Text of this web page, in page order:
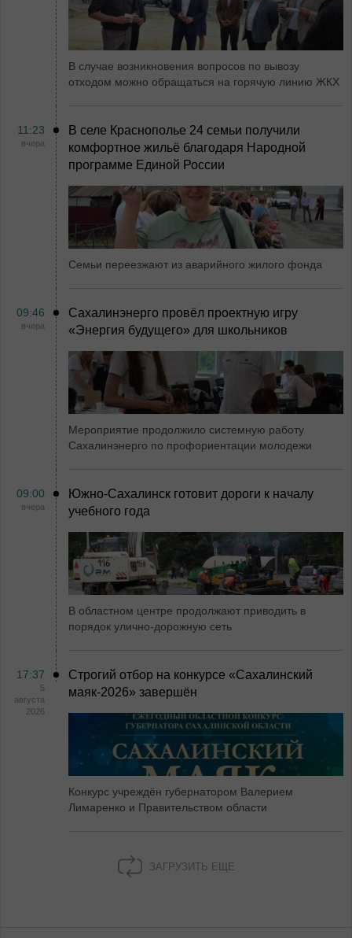
В случае возникновения вопросов по вывозу
отходом можно обращаться на горячую линию ЖКХ
11:23
вчера
В селе Краснополье 24 семьи получили
комфортное жильё благодаря Народной
программе Единой России
Семьи переезжают из аварийного жилого фонда
09:46
вчера
Сахалинэнерго провёл проектную игру
«Энергия будущего» для школьников
Мероприятие продолжило системную работу
Сахалинэнерго по профориентации молодежи
09:00
вчера
Южно-Сахалинск готовит дороги к началу
учебного года
В областном центре продолжают приводить в
порядок улично-дорожную сеть
17:37
5
августа
2026
Строгий отбор на конкурсе «Сахалинский
маяк‑2026» завершён
Конкурс учреждён губернатором Валерием
Лимаренко и Правительством области
ЗАГРУЗИТЬ ЕЩЕ